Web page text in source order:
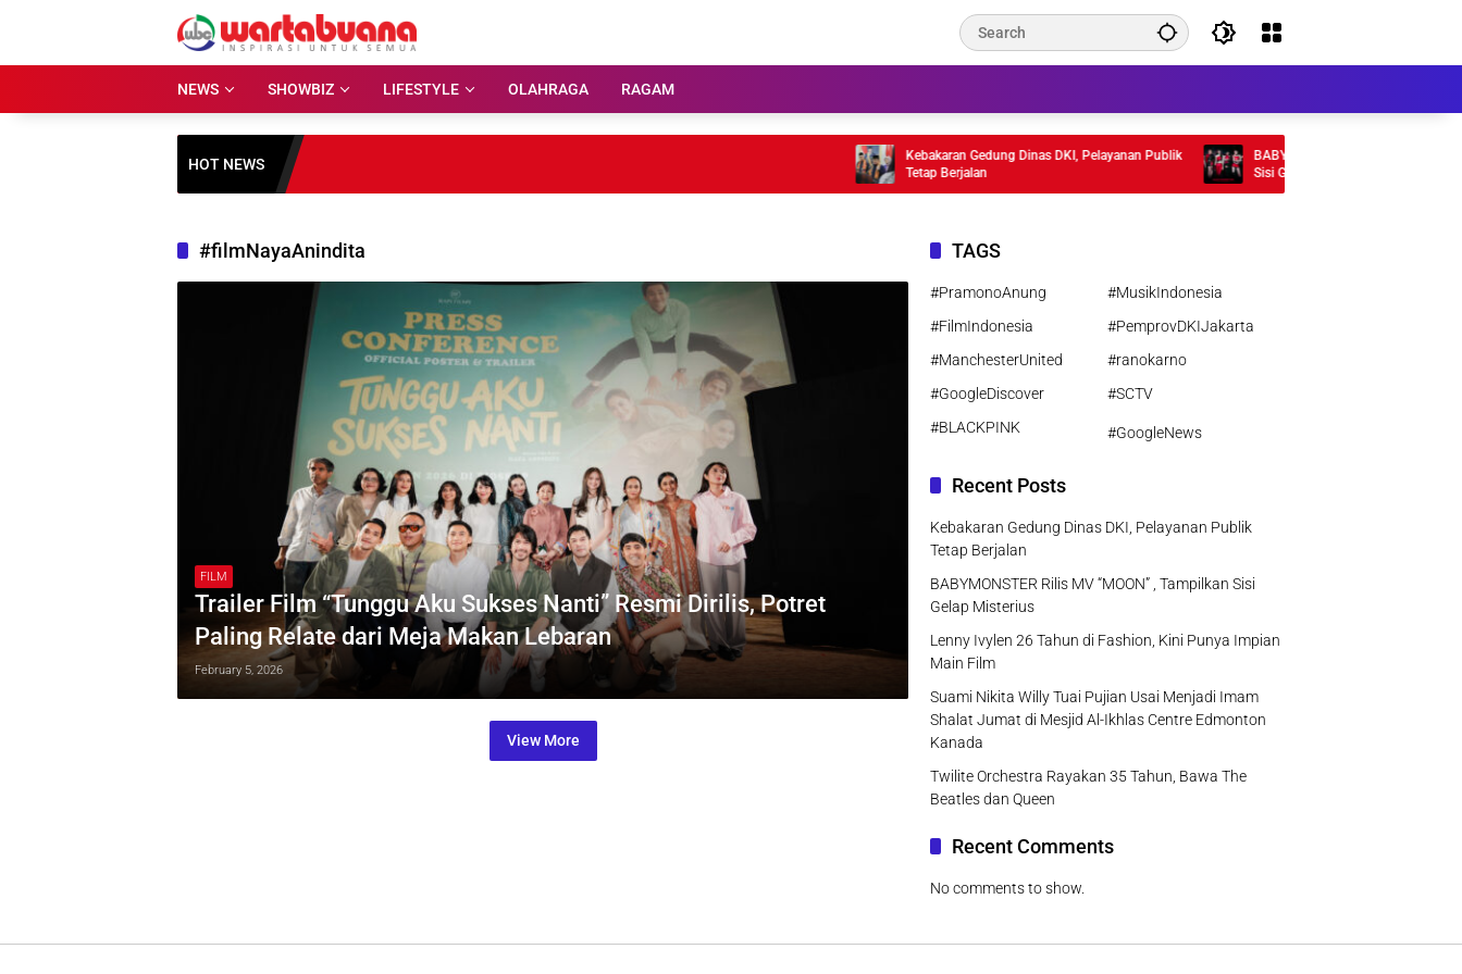
NEWS
SHOWBIZ LIFESTYLE OLAHRAGA RAGAM
HOT NEWS
Kebakaran Gedung Dinas DKI, Pelayanan Publik
Tetap Berjalan
BABYMONSTER Rilis MV “MOON” ,
Sisi Gelap Misterius
#filmNayaAnindita
FILM
Trailer Film “Tunggu Aku Sukses Nanti” Resmi Dirilis, Potret
Paling Relate dari Meja Makan Lebaran
February 5, 2026
View More
TAGS
#PramonoAnung
#MusikIndonesia
#FilmIndonesia
#PemprovDKIJakarta
#ManchesterUnited
#ranokarno
#GoogleDiscover
#SCTV
#BLACKPINK
#GoogleNews
Recent Posts
Kebakaran Gedung Dinas DKI, Pelayanan Publik
Tetap Berjalan
BABYMONSTER Rilis MV “MOON” , Tampilkan Sisi
Gelap Misterius
Lenny Ivylen 26 Tahun di Fashion, Kini Punya Impian
Main Film
Suami Nikita Willy Tuai Pujian Usai Menjadi Imam
Shalat Jumat di Mesjid Al-Ikhlas Centre Edmonton
Kanada
Twilite Orchestra Rayakan 35 Tahun, Bawa The
Beatles dan Queen
Recent Comments
No comments to show.